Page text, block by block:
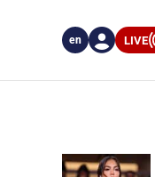
LIVE
en